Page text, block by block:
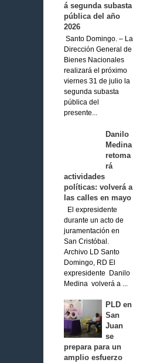
á segunda subasta
pública del año
2026
Santo Domingo. – La
Dirección General de
Bienes Nacionales
realizará el próximo
viernes 31 de julio la
segunda subasta
pública del
presente...
Danilo
Medina
retoma
rá
actividades
políticas: volverá a
las calles en mayo
El expresidente
durante un acto de
juramentación en
San Cristóbal.
Archivo LD Santo
Domingo, RD El
expresidente Danilo
Medina volverá a ...
PLD en
San
Juan
se
prepara para un
amplio esfuerzo